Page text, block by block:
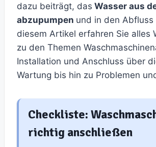
dazu beiträgt, das Wasser aus
abzupumpen und in den Abfluss
diesem Artikel erfahren Sie alles
zu den Themen
Installation und Anschluss über
Wartung bis hin zu Problemen
Checkliste:
richtig anschließen